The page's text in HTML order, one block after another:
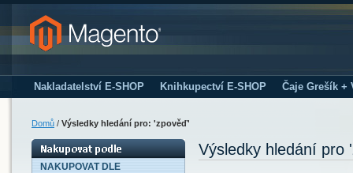
Nakladatelství E-SHOP Knihkupectví E-SHOP Čaje Grešík +
Domů / Výsledky hledání pro: 'zpověď'
NAKUPOVAT DLE
Výsledky hledání pro